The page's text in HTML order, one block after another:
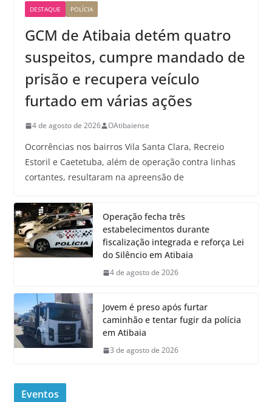
DESTAQUE POLÍCIA
GCM de Atibaia detém quatro
suspeitos, cumpre mandado de
prisão e recupera veículo
furtado em várias ações
4 de agosto de 2026 OAtibaiense
Ocorrências nos bairros Vila Santa Clara, Recreio
Estoril e Caetetuba, além de operação contra linhas
cortantes, resultaram na apreensão de
Operação fecha três
estabelecimentos durante
fiscalização integrada e reforça Lei
do Silêncio em Atibaia
4 de agosto de 2026
Jovem é preso após furtar
caminhão e tentar fugir da polícia
em Atibaia
3 de agosto de 2026
Eventos